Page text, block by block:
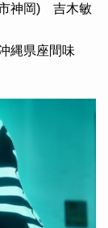
市神岡) 吉木敏
縄県座間味